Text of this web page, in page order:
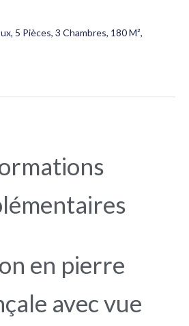
5 Pièces, 3 Chambres, 180 M²,
en pierre
avec vue